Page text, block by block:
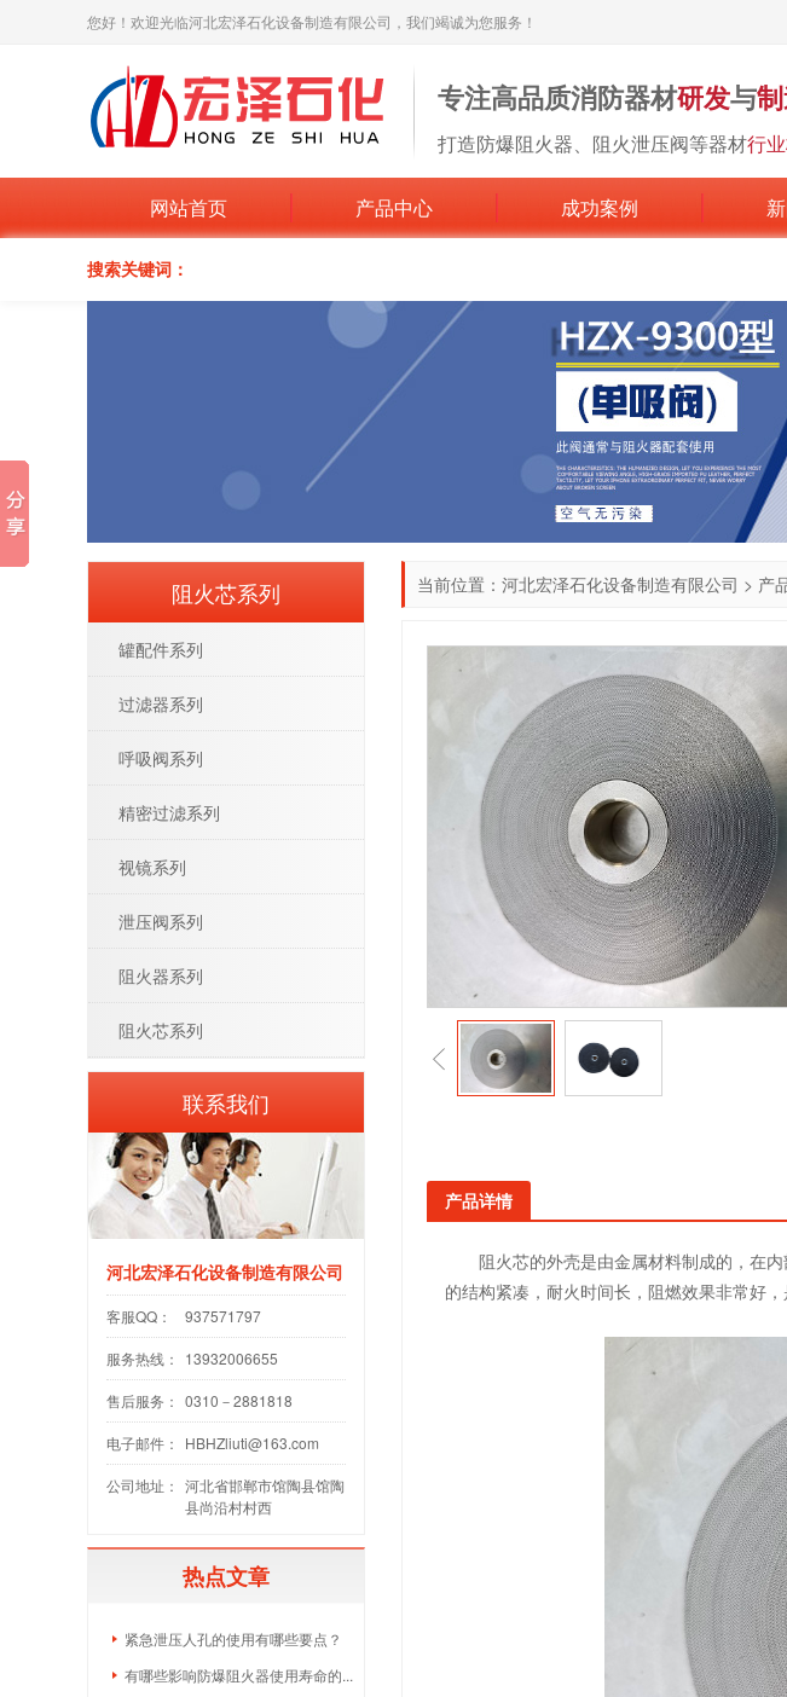
您好！欢迎光临河北宏泽石化设备制造有限公司，我们竭诚为您服务！
专注高品质消防器材研发与
打造防爆阻火器、阻火泄压阀等器材行
网站首页 产品中心 成功案例
搜索关键词：
当前位置： 河北宏泽石化设备制造有限公司 > 产
产品详情
阻火芯的外壳是由金属材料制成的，在内
的结构紧凑，耐火时间长，阻燃效果非常好
阻火芯系列
罐配件系列
过滤器系列
呼吸阀系列
精密过滤系列
视镜系列
泄压阀系列
阻火器系列
阻火芯系列
联系我们
河北宏泽石化设备制造有限公司
客服QQ： 937571797
服务热线： 13932006655
售后服务： 0310－2881818
电子邮件： HBHZliuti@163.com
公司地址： 河北省邯郸市馆陶县馆陶
县尚沿村村西
热点文章
紧急泄压人孔的使用有哪些要点？
有哪些影响防爆阻火器使用寿命的...